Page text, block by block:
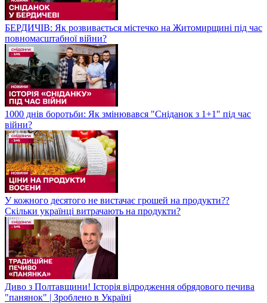
БЕРДИЧІВ: Як розвивається містечко на Житомирщині під час
повномасштабної війни?
1000 днів боротьби: Як змінювався "Сніданок з 1+1" під час
війни?
У кожного десятого не вистачає грошей на продукти??
Скільки українці витрачають на продукти?
Диво з Полтавщини! Історія відродження обрядового печива
"панянок" | Зроблено в Україні